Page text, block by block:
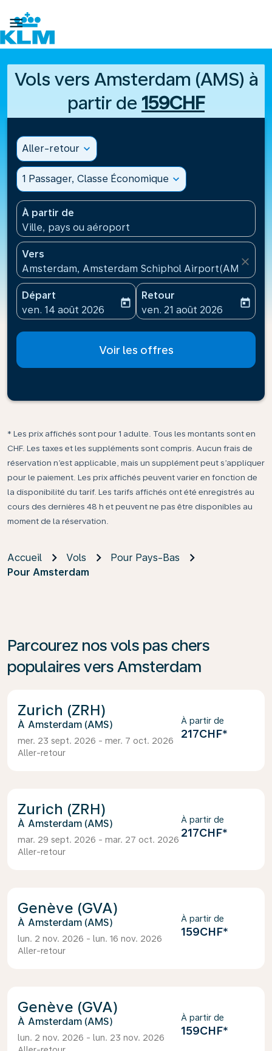

Vols vers Amsterdam (AMS) à
partir de 159CHF
Aller-retour expand_more
1 Passager, Classe Économique expand_more
À partir de
Ville, pays ou aéroport
Vers
Amsterdam, Amsterdam Schiphol Airport(AMS),
close
Départ
fc-booking-departure-date-aria-label
ven. 14 août 2026
today
Retour
fc-booking-return-date-
ven. 21 août 2026
today
Voir les offres
* Les prix affichés sont pour 1 adulte. Tous les montants sont en
CHF. Les taxes et les suppléments sont compris. Aucun frais de
réservation n’est applicable, mais un supplément peut s’appliquer
pour le paiement. Les prix affichés peuvent varier en fonction de
la disponibilité du tarif. Les tarifs affichés ont été enregistrés au
cours des dernières 48 h et peuvent ne pas être disponibles au
moment de la réservation.
Accueil Vols
Pour Pays-Bas
Pour Amsterdam
Parcourez nos vols pas chers
populaires vers Amsterdam
Zurich (ZRH)
Amsterdam (AMS)
mer. 23 sept. 2026 - mer. 7 oct. 2026
Aller-retour
À partir de
217CHF*
Zurich (ZRH)
Amsterdam (AMS)
mar. 29 sept. 2026 - mar. 27 oct. 2026
Aller-retour
À partir de
217CHF*
Genève (GVA)
Amsterdam (AMS)
lun. 2 nov. 2026 - lun. 16 nov. 2026
Aller-retour
À partir de
159CHF*
Genève (GVA)
Amsterdam (AMS)
lun. 2 nov. 2026 - lun. 23 nov. 2026
À partir de
159CHF*